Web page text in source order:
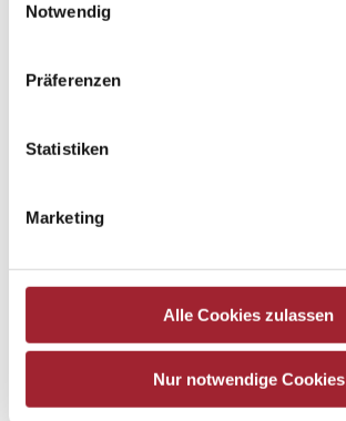
Notwendig
Präferenzen
Statistiken
Marketing
Alle Cookies zulassen
Nur notwendige Cookies